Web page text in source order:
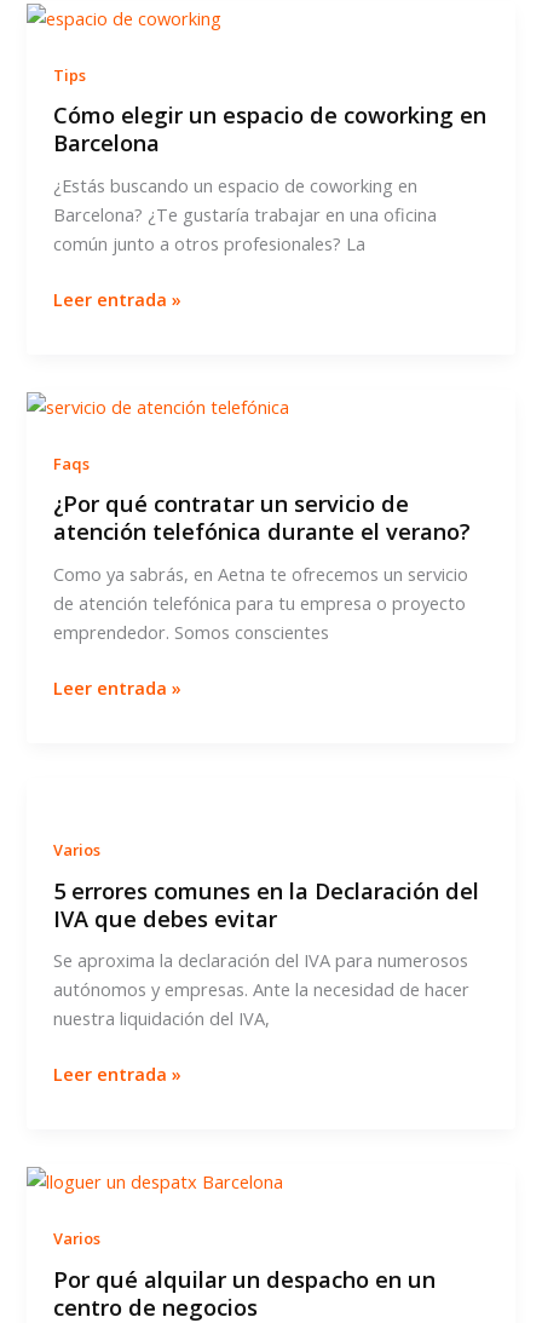
tu
en
vacaciones
Tips
Cómo elegir un espacio de coworking en
Barcelona
¿Estás buscando un espacio de coworking en
Barcelona? ¿Te gustaría trabajar en una oficina
común junto a otros profesionales? La
Cómo
de
en
Barcelona
Leer entrada »
Faqs
¿Por qué contratar un servicio de
atención telefónica durante el verano?
Como ya sabrás, en Aetna te ofrecemos un servicio
de atención telefónica para tu empresa o proyecto
emprendedor. Somos conscientes
¿Por
atención
telefónica
durante
verano?
Leer entrada »
Varios
5 errores comunes en la Declaración del
IVA que debes evitar
Se aproxima la declaración del IVA para numerosos
autónomos y empresas. Ante la necesidad de hacer
nuestra liquidación del IVA,
5
la
del
IVA
que
Leer entrada »
Varios
Por qué alquilar un despacho en un
centro de negocios